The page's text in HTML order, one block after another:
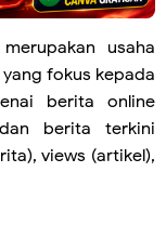
merupakan usaha
fokus kepada
berita online
berita terkini
views (artikel),